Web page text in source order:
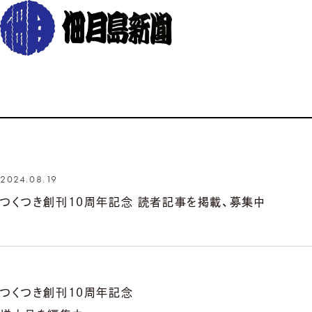
2024.08.19
つくつき創刊10周年記念 読者記事を掲載、募集中
つくつき創刊10周年記念